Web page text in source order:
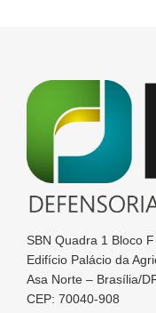
SBN Quadra 1 Bloco F
Edifício Palácio da
Asa Norte – Brasília/
CEP: 70040-908